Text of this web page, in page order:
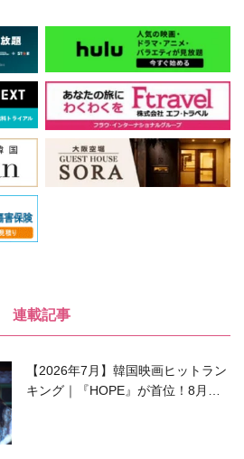
連載記事
【2026年7月】韓国映画ヒットラン
キング｜『HOPE』が首位！8月公